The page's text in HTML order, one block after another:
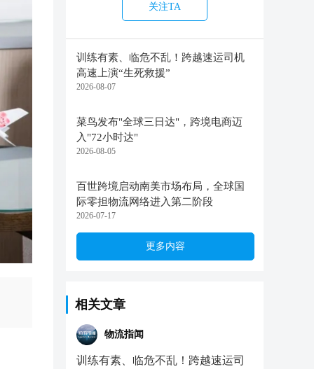
关注TA
训练有素、临危不乱！跨越速运司机
高速上演“生死救援”
2026-08-07
菜鸟发布"全球三日达"，跨境电商迈
入"72小时达"
2026-08-05
百世跨境启动南美市场布局，全球国
际零担物流网络进入第二阶段
2026-07-17
更多内容
相关文章
物流指闻
训练有素、临危不乱！跨越速运司